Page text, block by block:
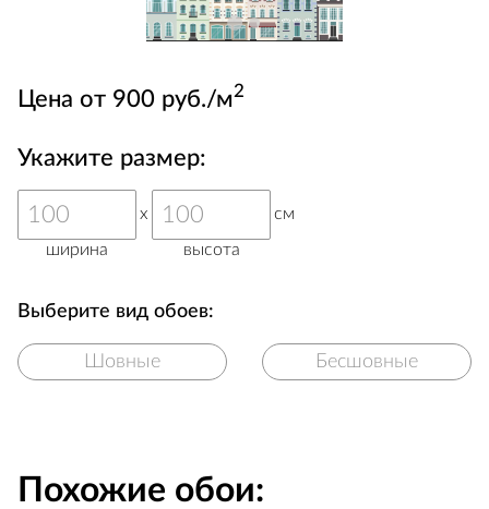
Цена от 900 руб./м2
Укажите размер:
ширина
x
высота
см
Выберите вид обоев:
Шовные Бесшовные
Похожие обои: